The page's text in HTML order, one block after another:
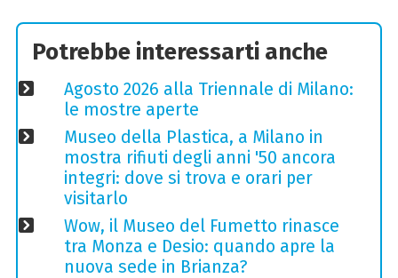
Potrebbe interessarti anche
Agosto 2026 alla Triennale di Milano:
le mostre aperte
Museo della Plastica, a Milano in
mostra rifiuti degli anni '50 ancora
integri: dove si trova e orari per
visitarlo
Wow, il Museo del Fumetto rinasce
tra Monza e Desio: quando apre la
nuova sede in Brianza?